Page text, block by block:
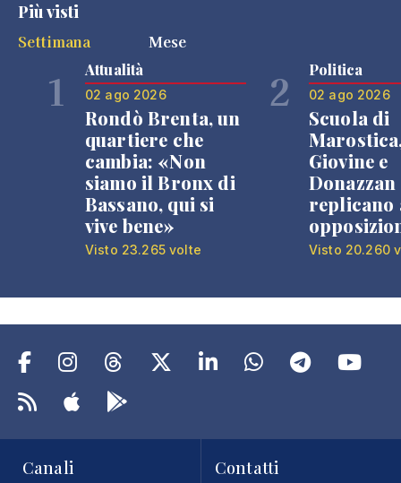
Più visti
Settimana
Mese
1 Attualità
02 ago 2026
Rondò Brenta, un
quartiere che
cambia: «Non
siamo il Bronx di
Bassano, qui si
vive bene»
Visto 23.265 volte
2 Politica
02 ago 2026
Scuola di
Giovine e
Donazzan
replicano
Visto 20.260
Canali Contatti